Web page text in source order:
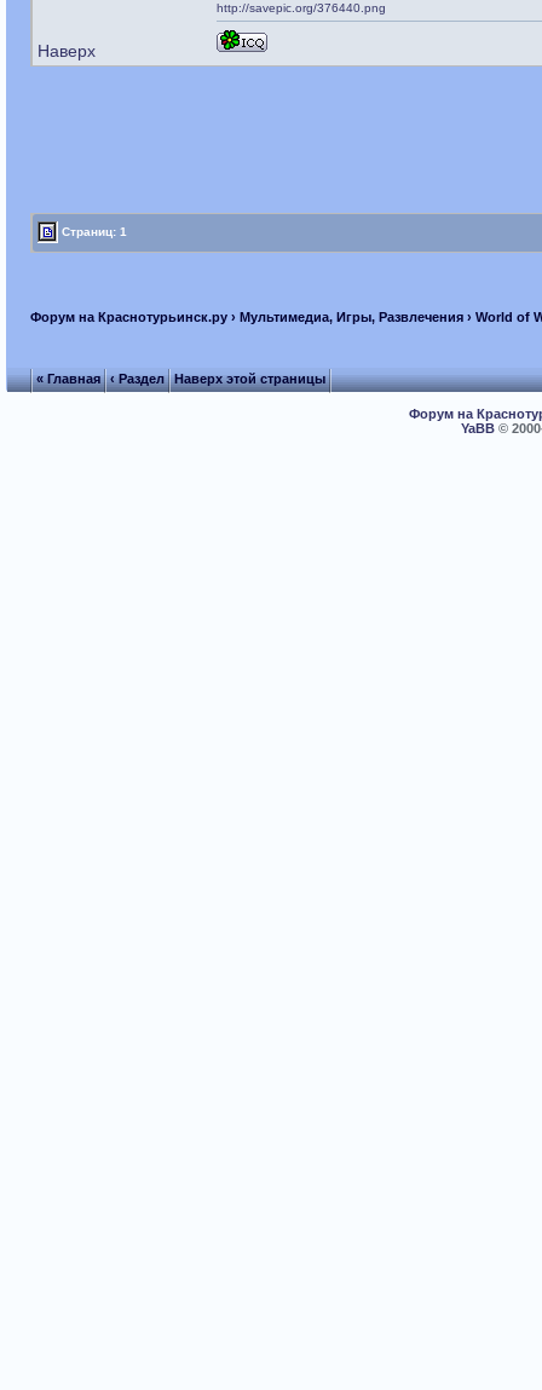
Наверх
http://savepic.org/376440.png
Страниц: 1
Форум на Краснотурьинск.ру› Мультимедиа, Игры, Развлечения› World of
« Главная ‹ Раздел Наверх этой страницы
Форум на
YaBB©